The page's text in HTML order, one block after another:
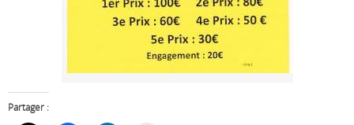
Partager :